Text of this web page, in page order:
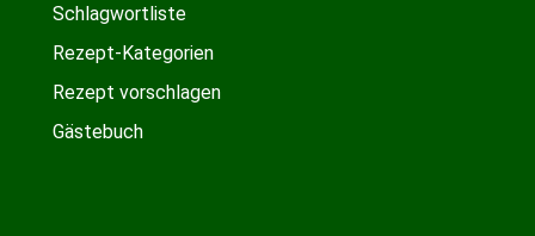
Schlagwortliste
Rezept-Kategorien
Rezept vorschlagen
Gästebuch